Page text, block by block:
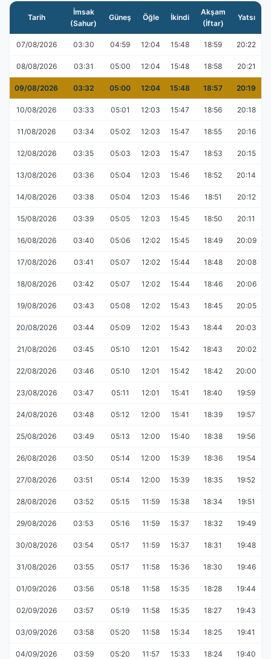
Tarih
İmsak
(Sahur)
Güneş Öğle İkindi
Akşam
(İftar)
Yatsı
07/08/2026 03:30 04:59 12:04 15:48 18:59 20:22
08/08/2026 03:31 05:00 12:04 15:48 18:58 20:21
09/08/2026 03:32 05:00 12:04 15:48 18:57 20:19
10/08/2026 03:33 05:01 12:03 15:47 18:56 20:18
11/08/2026 03:34 05:02 12:03 15:47 18:55 20:16
12/08/2026 03:35 05:03 12:03 15:47 18:53 20:15
13/08/2026 03:36 05:04 12:03 15:46 18:52 20:14
14/08/2026 03:38 05:04 12:03 15:46 18:51 20:12
15/08/2026 03:39 05:05 12:03 15:45 18:50 20:11
16/08/2026 03:40 05:06 12:02 15:45 18:49 20:09
17/08/2026 03:41 05:07 12:02 15:44 18:48 20:08
18/08/2026 03:42 05:07 12:02 15:44 18:46 20:06
19/08/2026 03:43 05:08 12:02 15:43 18:45 20:05
20/08/2026 03:44 05:09 12:02 15:43 18:44 20:03
21/08/2026 03:45 05:10 12:01 15:42 18:43 20:02
22/08/2026 03:46 05:10 12:01 15:42 18:42 20:00
23/08/2026 03:47 05:11 12:01 15:41 18:40 19:59
24/08/2026 03:48 05:12 12:00 15:41 18:39 19:57
25/08/2026 03:49 05:13 12:00 15:40 18:38 19:56
26/08/2026 03:50 05:14 12:00 15:39 18:36 19:54
27/08/2026 03:51 05:14 12:00 15:39 18:35 19:52
28/08/2026 03:52 05:15 11:59 15:38 18:34 19:51
29/08/2026 03:53 05:16 11:59 15:37 18:32 19:49
30/08/2026 03:54 05:17 11:59 15:37 18:31 19:48
31/08/2026 03:55 05:17 11:58 15:36 18:30 19:46
01/09/2026 03:56 05:18 11:58 15:35 18:28 19:44
02/09/2026 03:57 05:19 11:58 15:35 18:27 19:43
03/09/2026 03:58 05:20 11:58 15:34 18:25 19:41
04/09/2026 03:59 05:20 11:57 15:33 18:24 19:40